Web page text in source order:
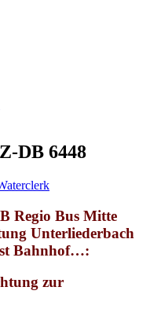
DB 6448
Regio Bus Mitte
Unterliederbach
Bahnhof…:
zur